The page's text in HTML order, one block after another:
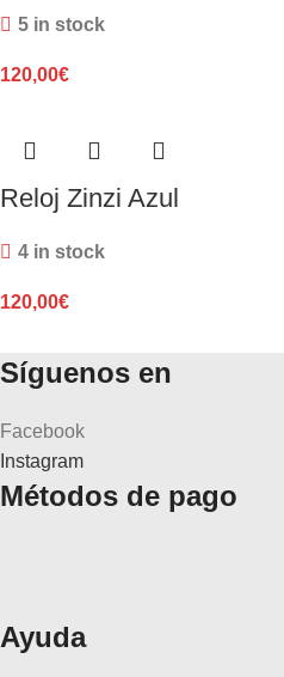
5 in stock
120,00€
Reloj Zinzi Azul
4 in stock
120,00€
Síguenos en
Facebook
Instagram
Métodos de pago
Ayuda